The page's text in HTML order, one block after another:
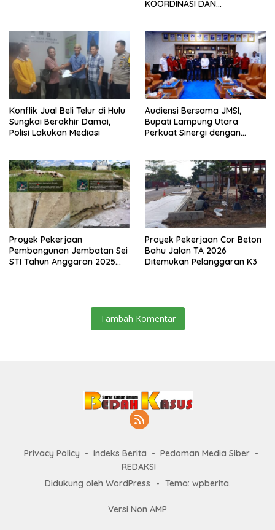
KOORDINASI DAN
Konflik Jual Beli Telur di Hulu
Sungkai Berakhir Damai,
Polisi Lakukan Mediasi
Audiensi Bersama JMSI,
Bupati Lampung Utara
Perkuat Sinergi dengan
Proyek Pekerjaan
Pembangunan Jembatan Sei
STI Tahun Anggaran 2025
Proyek Pekerjaan Cor Beton
Bahu Jalan TA 2026
Ditemukan Pelanggaran K3
Tambah Komentar
Privacy Policy Indeks Berita
Pedoman Media Siber
REDAKSI
Didukung oleh WordPress
- Tema: wpberita.
Versi Non AMP